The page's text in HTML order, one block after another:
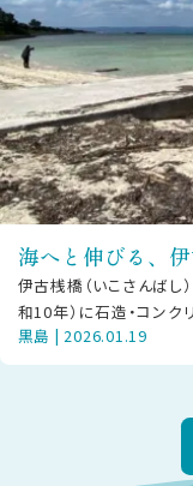
海へと伸びる、
伊古桟橋（いこさんばし
和10年）に石造・コン
点として、人や物資の往来
黒島 | 2026.01.19